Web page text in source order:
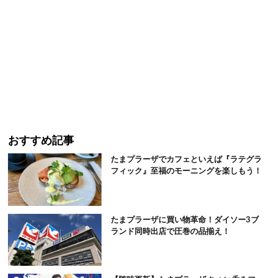
おすすめ記事
たまプラーザでカフェといえば『ラテグラ
フィック』至福のモーニングを楽しもう！
たまプラーザに買い物革命！ダイソー3ブ
ランド同時出店で圧巻の品揃え！